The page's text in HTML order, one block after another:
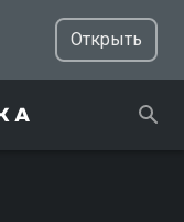
Открыть